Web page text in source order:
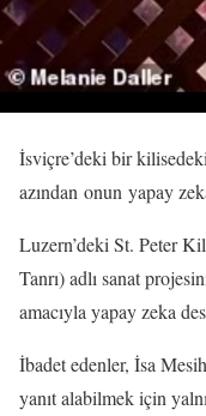
İsviçre’deki bir
azından onun yapay
Luzern’deki St. Peter
Tanrı) adlı sanat
amacıyla yapay zeka
İbadet edenler, İsa
yanıt alabilmek için